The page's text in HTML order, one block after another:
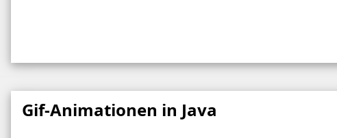
Gif-Animationen in Java